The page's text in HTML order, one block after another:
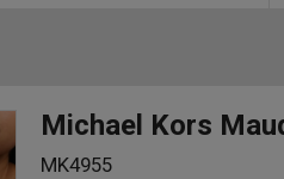
Michael Kors
MK4955